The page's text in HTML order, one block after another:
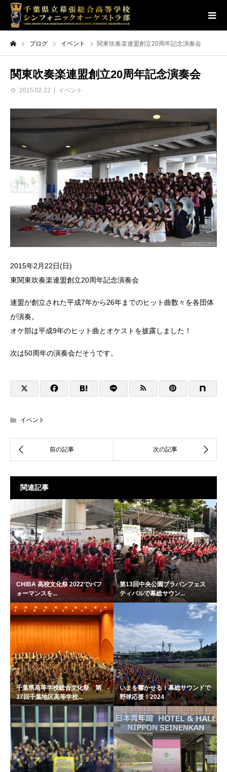
ブログ イベント 関東吹奏楽連盟創立20周年記念演奏会
関東吹奏楽連盟創立20周年記念演奏会
2015.02.22 イベント
2015年2月22日(日)
東関東吹奏楽連盟創立20周年記念演奏会
連盟が創立された平成7年から26年までのヒット曲数々を各団体
が演奏。
オケ部は平成9年のヒット曲とオケストを披露しました！
次は50周年の演奏会だそうです。
イベント
関連記事
CHIBA 高校文化祭 2022でパフ
ォーマンスを...
第13回中央公園ブラバンフェス
ティバルで幕総サウン...
千葉県高等学校総合文化祭 第
37回千葉地区高等学校...
いまを響かせる！幕総サウンドで
野球応援！2024